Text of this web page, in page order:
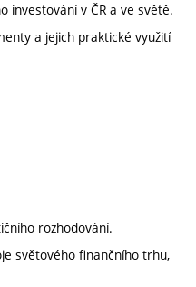
investování v ČR a ve světě.
a jejich praktické využití
rozhodování.
světového finančního trhu,